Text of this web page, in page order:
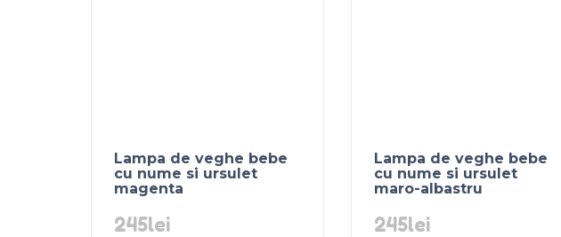
Lampa de veghe bebe
cu nume si ursulet
magenta
245lei
Lampa de veghe bebe
cu nume si ursulet
maro-albastru
245lei